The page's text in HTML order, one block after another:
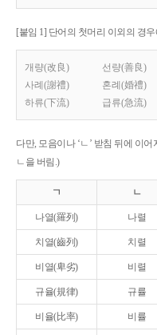
[붙임 1] 단어의 첫머리 이외의 경
개량(改良) 선량(善良)
사례(謝禮)
혼례(婚禮)
하류(下流)
급류(急流)
다만, 모음이나 ‘ㄴ’ 받침 뒤에 이어
ㄴ을 버림.)
ㄱ ㄴ
나열(羅列) 나렬
치열(齒列) 치렬
비열(卑劣) 비렬
규율(規律) 규률
비율(比率) 비률